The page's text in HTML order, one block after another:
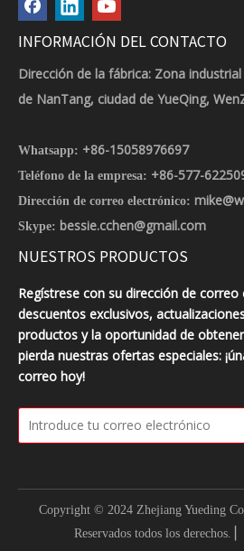
INFORMACIÓN DEL CONTACTO
Dirección de la fábrica: Zona
de NanTang, ciudad de YueQing,
Whatsapp: +86-15058976697
Teléfono de la empresa: +86-577-
Dirección de correo electrónico:
Skype: bessie.cchen@gmail.com
NUESTROS PRODUCTOS
Regístrese con su dirección de
descuentos exclusivos,
productos y la oportunidad de
pierda nuestras ofertas especiales:
correo hoy!
Copyright © 2024 Zhejiang Yueding
Reservados todos los derechos.